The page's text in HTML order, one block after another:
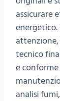
assicurare
tecnico
e
analisi